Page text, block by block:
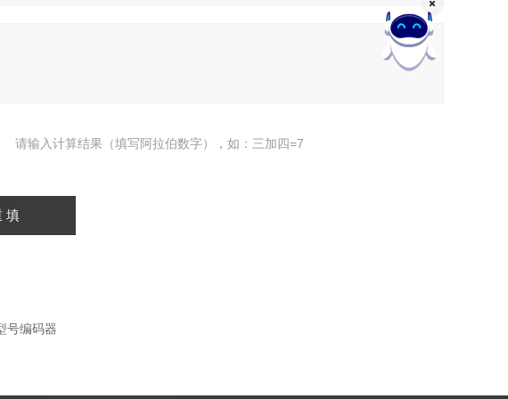
请输入计算结果（填写阿拉伯数字），如：三加四=7
号编码器